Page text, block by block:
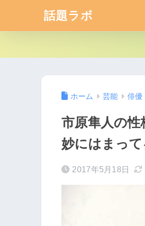
話題ラボ
ホーム 芸能 俳優
市原隼人の
妙にはまって
2017年5月18日